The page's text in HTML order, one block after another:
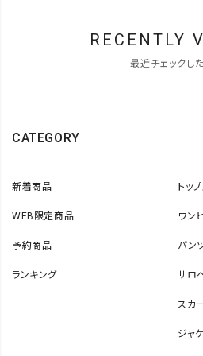
RECENTLY
最近チェックし
CATEGORY
新着商品
WEB限定商品
予約商品
ランキング
トッ
ワン
パン
サロ
スカ
ジャ